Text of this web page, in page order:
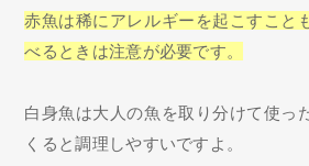
赤魚は稀にアレルギーを起こすこと
べるときは注意が必要です。
白身魚は大人の魚を取り分けて使っ
くると調理しやすいですよ。